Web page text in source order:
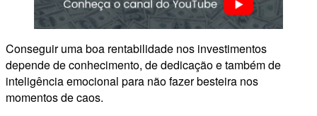
Conseguir uma boa rentabilidade nos investimentos
depende de conhecimento, de dedicação e também de
inteligência emocional para não fazer besteira nos
momentos de caos.